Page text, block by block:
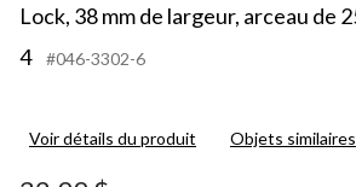
Lock, 38 mm de largeur, arceau de
4
#046-3302-6
Voir détails du produit Objets similaires